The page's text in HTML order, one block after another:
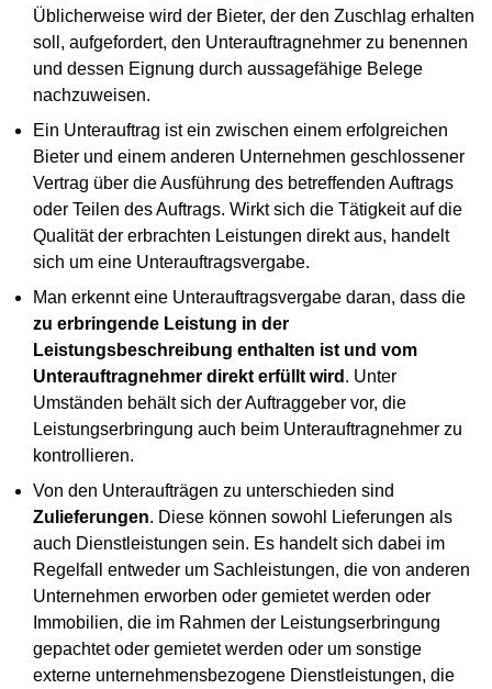
Üblicherweise wird der Bieter, der den Zuschlag erhalten
soll, aufgefordert, den Unterauftragnehmer zu benennen
und dessen Eignung durch aussagefähige Belege
nachzuweisen.
Ein Unterauftrag ist ein zwischen einem erfolgreichen
Bieter und einem anderen Unternehmen geschlossener
Vertrag über die Ausführung des betreffenden Auftrags
oder Teilen des Auftrags. Wirkt sich die Tätigkeit auf die
Qualität der erbrachten Leistungen direkt aus, handelt
sich um eine Unterauftragsvergabe.
Man erkennt eine Unterauftragsvergabe daran, dass die
zu erbringende Leistung in der
Leistungsbeschreibung enthalten ist und vom
Unterauftragnehmer direkt erfüllt wird . Unter
Umständen behält sich der Auftraggeber vor, die
Leistungserbringung auch beim Unterauftragnehmer zu
kontrollieren.
Von den Unteraufträgen zu unterschieden sind
Zulieferungen. Diese können sowohl Lieferungen als
auch Dienstleistungen sein. Es handelt sich dabei im
Regelfall entweder um Sachleistungen, die von anderen
Unternehmen erworben oder gemietet werden oder
Immobilien, die im Rahmen der Leistungserbringung
gepachtet oder gemietet werden oder um sonstige
externe unternehmensbezogene Dienstleistungen, die